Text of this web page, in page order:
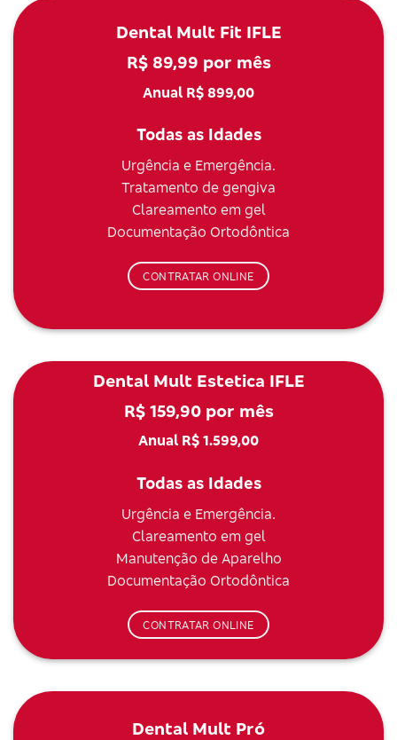
Dental Mult Fit IFLE
R$ 89,99 por mês
Anual R$ 899,00
Todas as Idades
Urgência e Emergência.
Tratamento de gengiva
Clareamento em gel
Documentação Ortodôntica
CONTRATAR ONLINE
Dental Mult Estetica IFLE
R$ 159,90 por mês
Anual R$ 1.599,00
Todas as Idades
Urgência e Emergência.
Clareamento em gel
Manutenção de Aparelho
Documentação Ortodôntica
CONTRATAR ONLINE
Dental Mult Pró